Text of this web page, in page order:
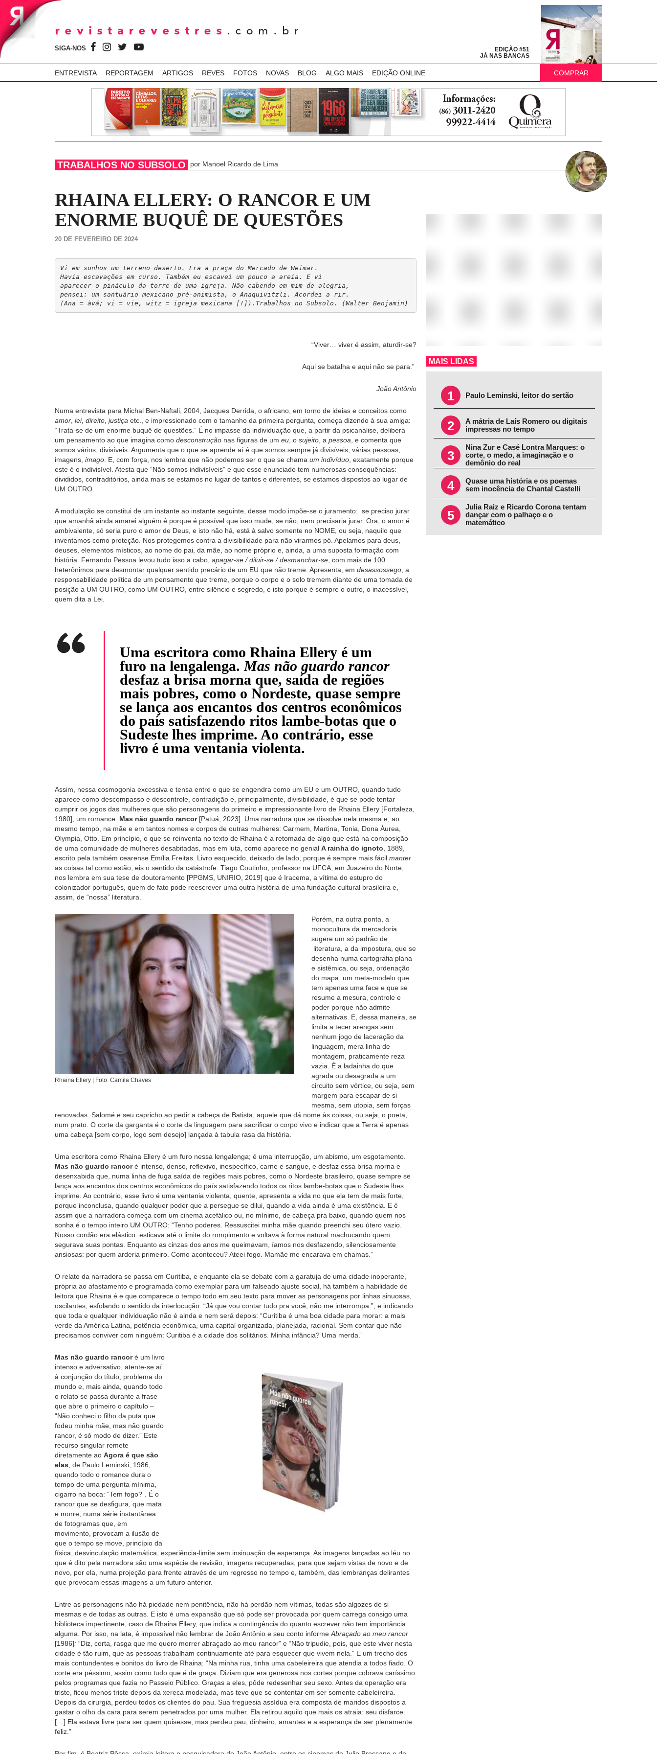
SIGA-NOS
EDIÇÃO #51
JÁ NAS BANCAS
ENTREVISTA REPORTAGEM ARTIGOS REVES FOTOS NOVAS BLOG ALGO MAIS EDIÇÃO ONLINE COMPRAR
TRABALHOS NO SUBSOLO por Manoel Ricardo de Lima
RHAINA ELLERY: O RANCOR E UM
ENORME BUQUÊ DE QUESTÕES
20 DE FEVEREIRO DE 2024
Vi em sonhos um terreno deserto. Era a praça do Mercado de Weimar.
Havia escavações em curso. Também eu escavei um pouco a areia. E vi
aparecer o pináculo da torre de uma igreja. Não cabendo em mim de alegria,
pensei: um santuário mexicano pré-animista, o Anaquivitzli. Acordei a rir.
“Viver… viver é assim, aturdir-se?
Aqui se batalha e aqui não se para.”
João Antônio
Numa entrevista para Michal Ben-Naftali, 2004, Jacques Derrida, o africano, em torno de ideias e conceitos como
amor lei, direito justiça etc., e impressionado com o tamanho da primeira pergunta, começa dizendo à sua amiga:
“Trata-se de um enorme buquê de questões.” É no impasse da individuação que, a partir da psicanálise, delibera
um pensamento ao que imagina como desconstrução nas figuras de um eu , o sujeito , a pessoa , e comenta que
somos vários, divisíveis. Argumenta que o que se aprende aí é que somos sempre já divisíveis, várias pessoas,
imagens, imago . E, com força, nos lembra que não podemos ser o que se chama um indivíduo , exatamente porque
este é o indivisível. Atesta que “Não somos indivisíveis” e que esse enunciado tem numerosas consequências:
divididos, contraditórios, ainda mais se estamos no lugar de tantos e diferentes, se estamos dispostos ao lugar de
UM OUTRO.
A modulação se constitui de um instante ao instante seguinte, desse modo impõe-se o juramento: se preciso jurar
que amanhã ainda amarei alguém é porque é possível que isso mude; se não, nem precisaria jurar. Ora, o amor é
ambivalente, só seria puro o amor de Deus, e isto não há, está à salvo somente no NOME, ou seja, naquilo que
inventamos como proteção. Nos protegemos contra a divisibilidade para não virarmos pó. Apelamos para deus,
deuses, elementos místicos, ao nome do pai, da mãe, ao nome próprio e, ainda, a uma suposta formação com
história. Fernando Pessoa levou tudo isso a cabo, apagar-se / diluir-se / desmanchar-se , com mais de 100
heterônimos para desmontar qualquer sentido precário de um EU que não treme. Apresenta, em desassossego , a
responsabilidade política de um pensamento que treme, porque o corpo e o solo tremem diante de uma tomada de
posição a UM OUTRO, como UM OUTRO, entre silêncio e segredo, e isto porque é sempre o outro, o inacessível,
quem dita a Lei.
Uma escritora como Rhaina Ellery é um
furo na lengalenga. Mas não guardo rancor
desfaz a brisa morna que, saída de regiões
mais pobres, como o Nordeste, quase sempre
se lança aos encantos dos centros econômicos
do país satisfazendo ritos lambe-botas que o
Sudeste lhes imprime. Ao contrário, esse
livro é uma ventania violenta.
Assim, nessa cosmogonia excessiva e tensa entre o que se engendra como um EU e um OUTRO, quando tudo
aparece como descompasso e descontrole, contradição e, principalmente, divisibilidade, é que se pode tentar
cumprir os jogos das mulheres que são personagens do primeiro e impressionante livro de Rhaina Ellery [Fortaleza,
1980], um romance: Mas não guardo rancor[Patuá, 2023]. Uma narradora que se dissolve nela mesma e, ao
mesmo tempo, na mãe e em tantos nomes e corpos de outras mulheres: Carmem, Martina, Tonia, Dona Áurea,
Olympia, Otto. Em princípio, o que se reinventa no texto de Rhaina é a retomada de algo que está na composição
de uma comunidade de mulheres desabitadas, mas em luta, como aparece no genial A rainha do ignoto , 1889,
escrito pela também cearense Emília Freitas. Livro esquecido, deixado de lado, porque é sempre mais fácil manter
as coisas tal como estão, eis o sentido da catástrofe. Tiago Coutinho, professor na UFCA, em Juazeiro do Norte,
nos lembra em sua tese de doutoramento [PPGMS, UNIRIO, 2019] que é Iracema, a vítima do estupro do
colonizador português, quem de fato pode reescrever uma outra história de uma fundação cultural brasileira e,
assim, de “nossa” literatura.
Rhaina Ellery | Foto: Camila Chaves
Porém, na outra ponta, a
monocultura da mercadoria
sugere um só padrão de
literatura, a da impostura, que se
desenha numa cartografia plana
e sistêmica, ou seja, ordenação
do mapa: um meta-modelo que
tem apenas uma face e que se
resume a mesura, controle e
poder porque não admite
alternativas. E, dessa maneira, se
limita a tecer arengas sem
nenhum jogo de laceração da
linguagem, mera linha de
montagem, praticamente reza
vazia. É a ladainha do que
agrada ou desagrada a um
circuito sem vórtice, ou seja, sem
margem para escapar de si
mesma, sem utopia, sem forças
renovadas. Salomé e seu capricho ao pedir a cabeça de Batista, aquele que dá nome às coisas, ou seja, o poeta,
num prato. O corte da garganta é o corte da linguagem para sacrificar o corpo vivo e indicar que a Terra é apenas
uma cabeça [sem corpo, logo sem desejo] lançada à tabula rasa da história.
Uma escritora como Rhaina Ellery é um furo nessa lengalenga; é uma interrupção, um abismo, um esgotamento.
Mas não guardo rancoré intenso, denso, reflexivo, inespecífico, carne e sangue, e desfaz essa brisa morna e
desenxabida que, numa linha de fuga saída de regiões mais pobres, como o Nordeste brasileiro, quase sempre se
lança aos encantos dos centros econômicos do país satisfazendo todos os ritos lambe-botas que o Sudeste lhes
imprime. Ao contrário, esse livro é uma ventania violenta, quente, apresenta a vida no que ela tem de mais forte,
porque inconclusa, quando qualquer poder que a persegue se dilui, quando a vida ainda é uma existência. E é
assim que a narradora começa com um cinema acefálico ou, no mínimo, de cabeça pra baixo, quando quem nos
sonha é o tempo inteiro UM OUTRO: “Tenho poderes. Ressuscitei minha mãe quando preenchi seu útero vazio.
Nosso cordão era elástico: esticava até o limite do rompimento e voltava à forma natural machucando quem
segurava suas pontas. Enquanto as cinzas dos anos me queimavam, íamos nos desfazendo, silenciosamente
ansiosas: por quem arderia primeiro. Como aconteceu? Ateei fogo. Mamãe me encarava em chamas.”
O relato da narradora se passa em Curitiba, e enquanto ela se debate com a garatuja de uma cidade inoperante,
própria ao afastamento e programada como exemplar para um falseado ajuste social, há também a habilidade de
leitora que Rhaina é e que comparece o tempo todo em seu texto para mover as personagens por linhas sinuosas,
oscilantes, esfolando o sentido da interlocução: “Já que vou contar tudo pra você, não me interrompa.”; e indicando
que toda e qualquer individuação não é ainda e nem será depois: “Curitiba é uma boa cidade para morar: a mais
verde da América Latina, potência econômica, uma capital organizada, planejada, racional. Sem contar que não
precisamos conviver com ninguém: Curitiba é a cidade dos solitários. Minha infância? Uma merda.”
Mas não guardo rancoré um livro
intenso e adversativo, atente-se aí
à conjunção do título, problema do
mundo e, mais ainda, quando todo
o relato se passa durante a frase
que abre o primeiro o capítulo –
“Não conheci o filho da puta que
fodeu minha mãe, mas não guardo
rancor, é só modo de dizer.” Este
recurso singular remete
diretamente ao Agora é que são
elas , de Paulo Leminski, 1986,
quando todo o romance dura o
tempo de uma pergunta mínima,
cigarro na boca: “Tem fogo?”. É o
rancor que se desfigura, que mata
e morre, numa série instantânea
de fotogramas que, em
movimento, provocam a ilusão de
que o tempo se move, princípio da
física, desvinculação matemática, experiência-limite sem insinuação de esperança. As imagens lançadas ao léu no
que é dito pela narradora são uma espécie de revisão, imagens recuperadas, para que sejam vistas de novo e de
novo, por ela, numa projeção para frente através de um regresso no tempo e, também, das lembranças delirantes
que provocam essas imagens a um futuro anterior.
Entre as personagens não há piedade nem penitência, não há perdão nem vítimas, todas são algozes de si
mesmas e de todas as outras. E isto é uma expansão que só pode ser provocada por quem carrega consigo uma
biblioteca impertinente, caso de Rhaina Ellery, que indica a contingência do quanto escrever não tem importância
alguma. Por isso, na lata, é impossível não lembrar de João Antônio e seu conto informe Abraçado ao meu rancor
[1986]: “Diz, corta, rasga que me quero morrer abraçado ao meu rancor” e “Não tripudie, pois, que este viver nesta
cidade é tão ruim, que as pessoas trabalham continuamente até para esquecer que vivem nela.” E um trecho dos
mais contundentes e bonitos do livro de Rhaina: “Na minha rua, tinha uma cabeleireira que atendia a todos fiado. O
corte era péssimo, assim como tudo que é de graça. Diziam que era generosa nos cortes porque cobrava caríssimo
pelos programas que fazia no Passeio Público. Graças a eles, pôde redesenhar seu sexo. Antes da operação era
triste, ficou menos triste depois da xereca modelada, mas teve que se contentar em ser somente cabeleireira.
Depois da cirurgia, perdeu todos os clientes do pau. Sua freguesia assídua era composta de maridos dispostos a
gastar o olho da cara para serem penetrados por uma mulher. Ela retirou aquilo que mais os atraia: seu disfarce.
[…] Ela estava livre para ser quem quisesse, mas perdeu pau, dinheiro, amantes e a esperança de ser plenamente
feliz.”
MAIS LIDAS
1 Paulo Leminski, leitor do sertão
2
A mátria de Laís Romero ou digitais
impressas no tempo
3
Nina Zur e Casé Lontra Marques: o
corte, o medo, a imaginação e o
demônio do real
4
Quase uma história e os poemas
sem inocência de Chantal Castelli
5
Julia Raiz e Ricardo Corona tentam
dançar com o palhaço e o
matemático